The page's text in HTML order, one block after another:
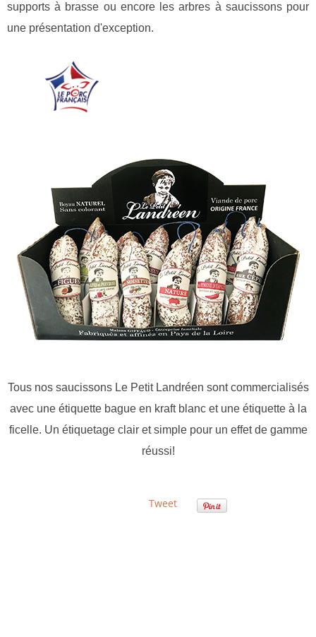
supports à brasse ou encore les arbres à saucissons pour
une présentation d'exception.
Tous nos saucissons Le Petit Landréen sont commercialisés
avec une étiquette bague en kraft blanc et une étiquette à la
ficelle. Un étiquetage clair et simple pour un effet de gamme
réussi!
Tweet